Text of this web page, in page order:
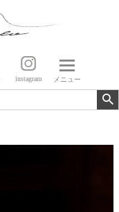
instagram メニュー